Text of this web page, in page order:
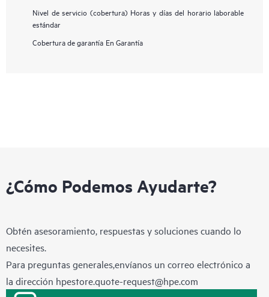
Nivel de servicio (cobertura) Horas y días del horario laborable
estándar
Cobertura de garantía En Garantía
¿Cómo Podemos Ayudarte?
Obtén asesoramiento, respuestas y soluciones cuando lo
necesites.
Para preguntas generales,envíanos un correo electrónico a
la dirección hpestore.quote-request@hpe.com